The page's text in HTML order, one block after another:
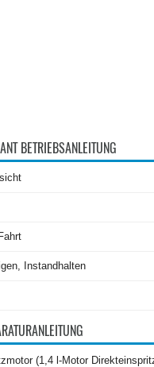
BETRIEBSANLEITUNG
Instandhalten
(1,4 l-Motor